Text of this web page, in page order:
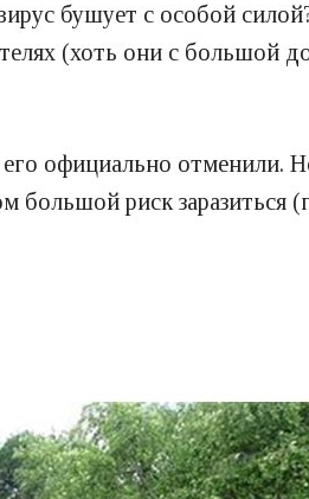
бушует с особой
(хоть они с большой
официально отменили.
большой риск